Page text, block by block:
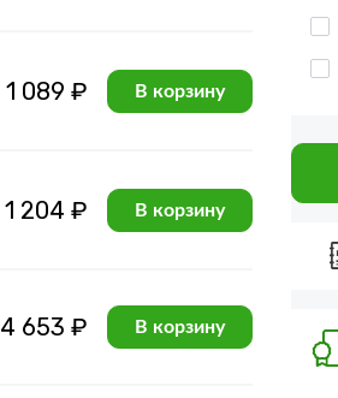
1 089 ₽ В корзину
1 204 ₽ В корзину
4 653 ₽ В корзину